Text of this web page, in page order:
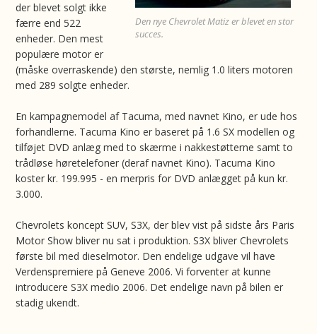
Den nye Chevrolet Matiz er blevet en stor
succes.
der blevet solgt ikke
færre end 522
enheder. Den mest
populære motor er
(måske overraskende) den største, nemlig 1.0 liters motoren
med 289 solgte enheder.
En kampagnemodel af Tacuma, med navnet Kino, er ude hos
forhandlerne. Tacuma Kino er baseret på 1.6 SX modellen og
tilføjet DVD anlæg med to skærme i nakkestøtterne samt to
trådløse høretelefoner (deraf navnet Kino). Tacuma Kino
koster kr. 199.995 - en merpris for DVD anlægget på kun kr.
3.000.
Chevrolets koncept SUV, S3X, der blev vist på sidste års Paris
Motor Show bliver nu sat i produktion. S3X bliver Chevrolets
første bil med dieselmotor. Den endelige udgave vil have
Verdenspremiere på Geneve 2006. Vi forventer at kunne
introducere S3X medio 2006. Det endelige navn på bilen er
stadig ukendt.